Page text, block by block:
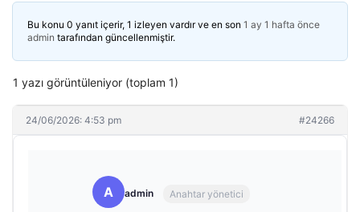
Bu konu 0 yanıt içerir, 1 izleyen vardır ve en son 1 ay 1 hafta önce
admin tarafından güncellenmiştir.
1 yazı görüntüleniyor (toplam 1)
24/06/2026: 4:53 pm #24266
A admin Anahtar yönetici